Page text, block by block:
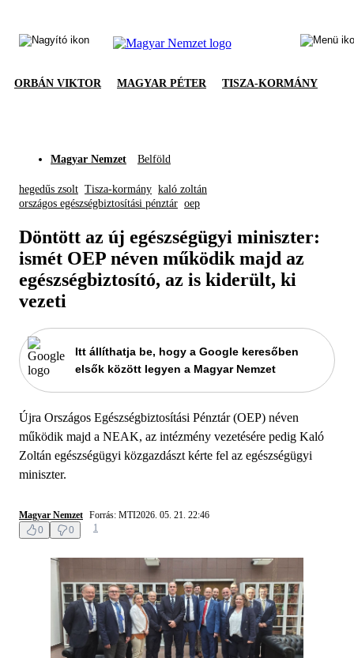
ORBÁN VIKTOR MAGYAR PÉTER TISZA-KORMÁNY
Magyar Nemzet Belföld
hegedűs zsolt Tisza-kormány kaló zoltán
országos egészségbiztosítási pénztár oep
Döntött az új egészségügyi miniszter:
ismét OEP néven működik majd az
egészségbiztosító, az is kiderült, ki
vezeti
Itt állíthatja be, hogy a Google keresőben
elsők között legyen a Magyar Nemzet
Újra Országos Egészségbiztosítási Pénztár (OEP) néven
működik majd a NEAK, az intézmény vezetésére pedig Kaló
Zoltán egészségügyi közgazdászt kérte fel az egészségügyi
miniszter.
Magyar Nemzet Forrás: MTI2026. 05. 21. 22:46
0
0 1